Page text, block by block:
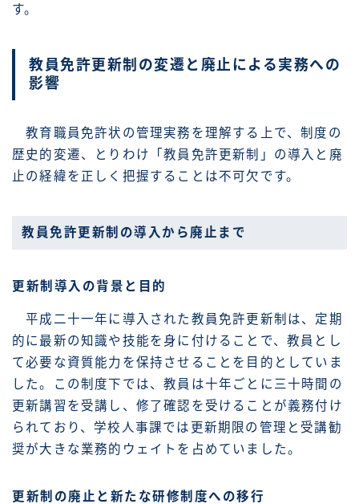
す。
教員免許更新制の変遷と廃止による実務への
影響
教育職員免許状の管理実務を理解する上で、制度の
歴史的変遷、とりわけ「教員免許更新制」の導入と廃
止の経緯を正しく把握することは不可欠です。
教員免許更新制の導入から廃止まで
更新制導入の背景と目的
平成二十一年に導入された教員免許更新制は、定期
的に最新の知識や技能を身に付けることで、教員とし
て必要な資質能力を保持させることを目的としていま
した。この制度下では、教員は十年ごとに三十時間の
更新講習を受講し、修了確認を受けることが義務付け
られており、学校人事課では更新期限の管理と受講勧
奨が大きな業務的ウェイトを占めていました。
更新制の廃止と新たな研修制度への移行